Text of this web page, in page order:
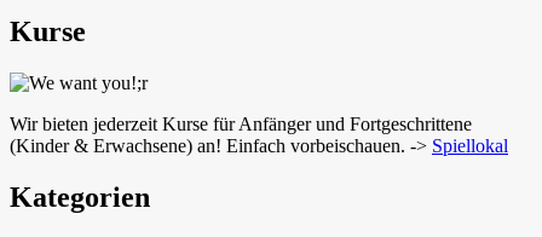
Kurse
Wir bieten jederzeit Kurse für Anfänger und Fortgeschrittene
(Kinder & Erwachsene) an! Einfach vorbeischauen. -> Spiellokal
Kategorien